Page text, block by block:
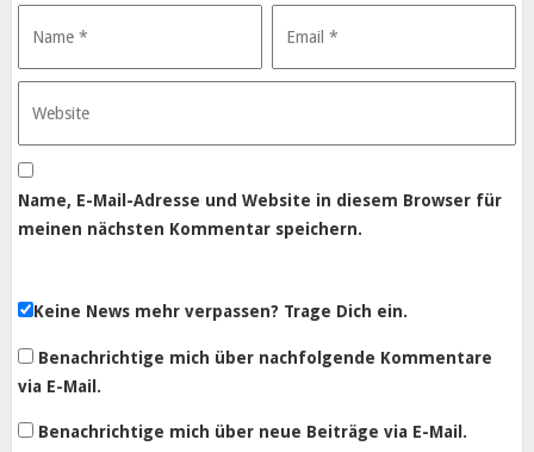
Name, E-Mail-Adresse und Website in diesem Browser für
meinen nächsten Kommentar speichern.
Keine News mehr verpassen? Trage Dich ein.
Benachrichtige mich über nachfolgende Kommentare
via E-Mail.
Benachrichtige mich über neue Beiträge via E-Mail.